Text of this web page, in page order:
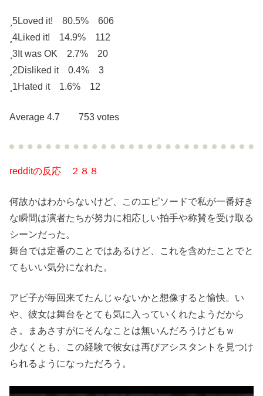
5Loved it! 80.5% 606
4Liked it! 14.9% 112
3 It was OK 2.7% 20
2Disliked it 0.4% 3
1Hated it 1.6% 12
Average 4.7 753 votes
redditの反応 ２８８
何故かはわからないけど、このエピソードで私が一番好き
な瞬間は演者たちが努力に相応しい拍手や称賛を受け取る
シーンだった。
舞台では定番のことではあるけど、これを含めたことでと
てもいい気分になれた。
アビ子が毎回来てたんじゃないかと想像すると愉快。い
や、彼女は舞台をとても気に入っていくれたようだから
さ。まあさすがにそんなことは無いんだろうけどもｗ
少なくとも、この経験で彼女は再びアシスタントを見つけ
られるようになっただろう。